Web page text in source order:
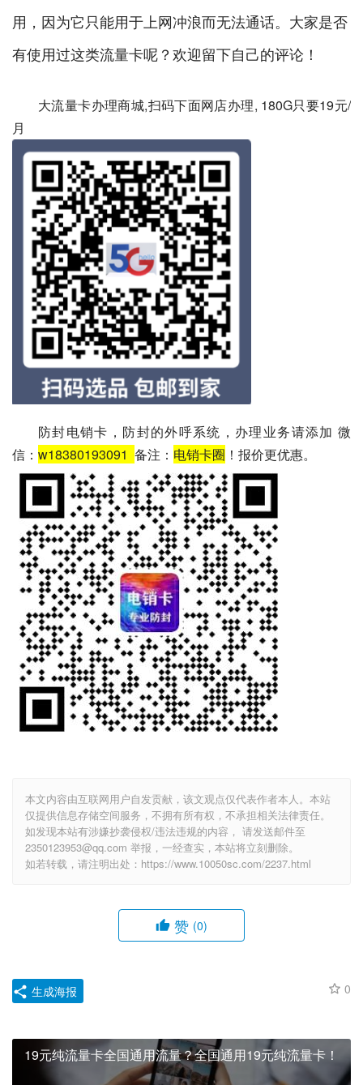
用，因为它只能用于上网冲浪而无法通话。大家是否
有使用过这类流量卡呢？欢迎留下自己的评论！
大流量卡办理商城,扫码下面网店办理, 180G只要19元/
月
防封电销卡，防封的外呼系统，办理业务请添加 微
信： w18380193091 备注： 电销卡圈 ！报价更优惠。
本文内容由互联网用户自发贡献，该文观点仅代表作者本人。本站
仅提供信息存储空间服务，不拥有所有权，不承担相关法律责任。
如发现本站有涉嫌抄袭侵权/违法违规的内容， 请发送邮件至
2350123953@qq.com 举报，一经查实，本站将立刻删除。
如若转载，请注明出处：https://www.10050sc.com/2237.html
赞 (0)
0
生成海报
19元纯流量卡全国通用流量？全国通用19元纯流量卡！